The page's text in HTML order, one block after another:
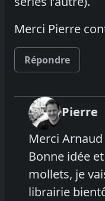
Merci Pierre
Répondre
Pierre
Merci
Bonne idée
mollets, je
librairie